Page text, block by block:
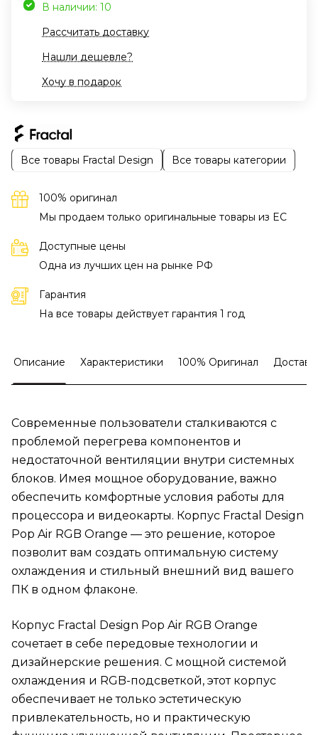
В наличии: 10
Рассчитать доставку
Нашли дешевле?
Хочу в подарок
Все товары Fractal Design Все товары категории
100% оригинал
Мы продаем только оригинальные товары из EC
Доступные цены
Одна из лучших цен на рынке РФ
Гарантия
На все товары действует гарантия 1 год
Описание Характеристики 100% Оригинал
Современные пользователи сталкиваются с
проблемой перегрева компонентов и
недостаточной вентиляции внутри системных
блоков. Имея мощное оборудование, важно
обеспечить комфортные условия работы для
процессора и видеокарты. Корпус Fractal Design
Pop Air RGB Orange — это решение, которое
позволит вам создать оптимальную систему
охлаждения и стильный внешний вид вашего
ПК в одном флаконе.
Корпус Fractal Design Pop Air RGB Orange
сочетает в себе передовые технологии и
дизайнерские решения. С мощной системой
охлаждения и RGB-подсветкой, этот корпус
обеспечивает не только эстетическую
привлекательность, но и практическую